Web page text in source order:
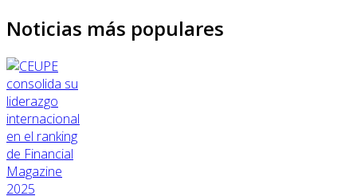
Noticias más populares